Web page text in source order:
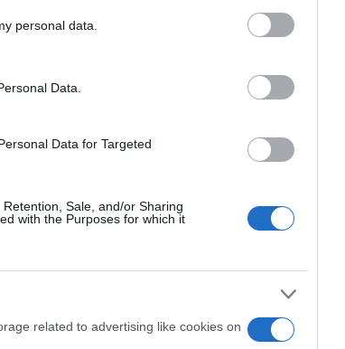
personal data.
Data.
Data for Targeted
Sale, and/or Sharing
with the Purposes for which it
related to advertising like cookies on
olyan érzésem, hogy
De ha tavasszal vagy
hiszen például a
with the Stars című
aki nyitott arra is, hogy
készülő párral is